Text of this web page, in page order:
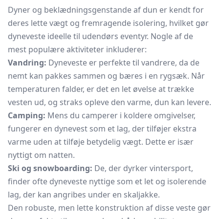
Dyner og beklædningsgenstande af dun er kendt for
deres lette vægt og fremragende isolering, hvilket gør
dyneveste ideelle til udendørs eventyr. Nogle af de
mest populære aktiviteter inkluderer:
Vandring: Dyneveste er perfekte til vandrere, da de
nemt kan pakkes sammen og bæres i en rygsæk. Når
temperaturen falder, er det en let øvelse at trække
vesten ud, og straks opleve den varme, dun kan levere.
Camping: Mens du camperer i koldere omgivelser,
fungerer en dynevest som et lag, der tilføjer ekstra
varme uden at tilføje betydelig vægt. Dette er især
nyttigt om natten.
Ski og snowboarding: De, der dyrker vintersport,
finder ofte dyneveste nyttige som et let og isolerende
lag, der kan angribes under en skaljakke.
Den robuste, men lette konstruktion af disse veste gør